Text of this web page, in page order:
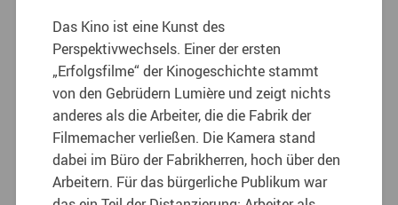
Das Kino ist eine Kunst des
Perspektivwechsels. Einer der ersten
„Erfolgsfilme“ der Kinogeschichte stammt
von den Gebrüdern Lumière und zeigt nichts
anderes als die Arbeiter, die die Fabrik der
Filmemacher verließen. Die Kamera stand
dabei im Büro der Fabrikherren, hoch über den
Arbeitern. Für das bürgerliche Publikum war